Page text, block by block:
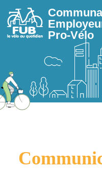
Aller au contenu principal
Pro-Vélo